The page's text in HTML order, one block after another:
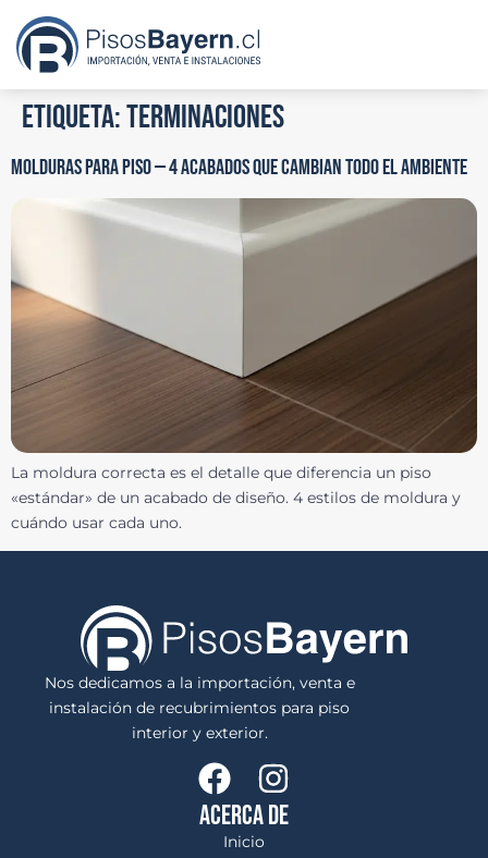
Etiqueta:terminaciones
MOLDURAS PARA PISO — 4 ACABADOS QUE CAMBIAN TODO EL AMBIENTE
La moldura correcta es el detalle que diferencia un piso
«estándar» de un acabado de diseño. 4 estilos de moldura y
cuándo usar cada uno.
Nos dedicamos a la importación, venta e
instalación de recubrimientos para piso
interior y exterior.
ACERCA DE
Inicio